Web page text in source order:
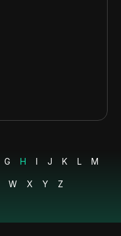
G H I J K L M
W X Y Z